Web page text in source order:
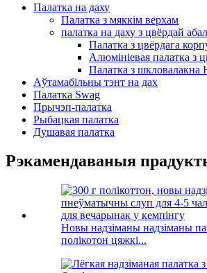
Палатка на даху
Палатка з мяккім верхам
палатка на даху з цвёрдай
Палатка з цвёрдага
Алюмініевая палатка з
Палатка з шкловалакна
Аўтамабільны тэнт на дах
Палатка Swag
Прычэп-палатка
Рыбацкая палатка
Душавая палатка
Рэкамендаваныя
Новы надзіманы надзіманы
полікотон цяжкі...